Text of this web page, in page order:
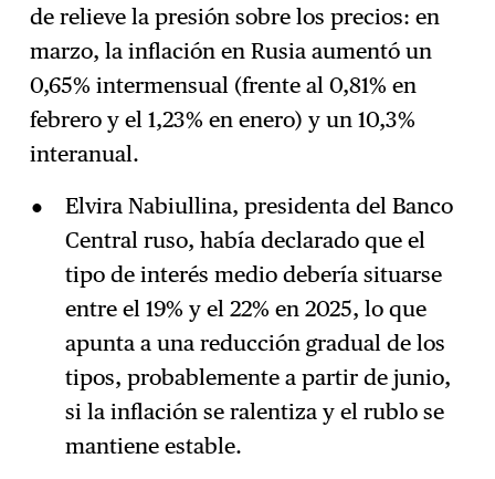
de relieve la presión sobre los precios: en
marzo, la inflación en Rusia aumentó un
0,65% intermensual (frente al 0,81% en
febrero y el 1,23% en enero) y un 10,3%
interanual.
Elvira Nabiullina, presidenta del Banco
Central ruso, había declarado que el
tipo de interés medio debería situarse
entre el 19% y el 22% en 2025, lo que
apunta a una reducción gradual de los
tipos, probablemente a partir de junio,
si la inflación se ralentiza y el rublo se
mantiene estable.